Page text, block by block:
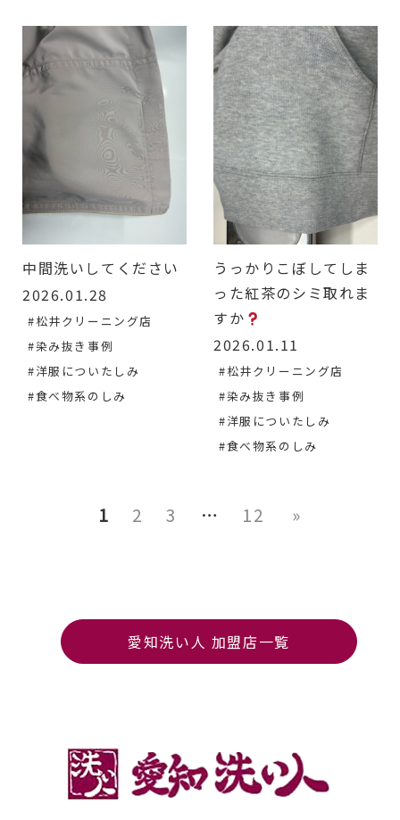
中間洗いしてください
2026.01.28
#松井クリーニング店
#染み抜き事例
#洋服についたしみ
#食べ物系のしみ
うっかりこぼしてしま
った紅茶のシミ取れま
すか
2026.01.11
#松井クリーニング店
#染み抜き事例
#洋服についたしみ
#食べ物系のしみ
1 2 3 … 12 »
愛知洗い人 加盟店一覧